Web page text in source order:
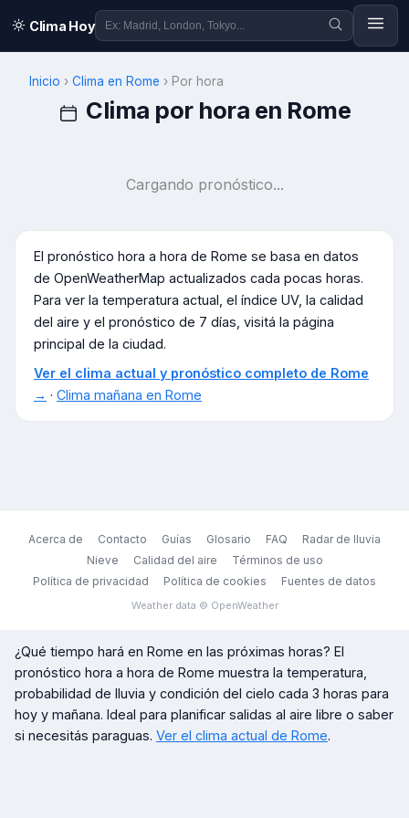
Clima Hoy
Inicio › Clima en Rome › Por hora
Clima por hora en Rome
Cargando pronóstico...
El pronóstico hora a hora de Rome se basa en datos
de OpenWeatherMap actualizados cada pocas horas.
Para ver la temperatura actual, el índice UV, la calidad
del aire y el pronóstico de 7 días, visitá la página
principal de la ciudad.
Ver el clima actual y pronóstico completo de Rome
→ · Clima mañana en Rome
Acerca de Contacto Guías Glosario FAQ
Radar de lluvia
Nieve
Calidad del aire
Términos de uso
Política de privacidad
Política de cookies Fuentes de datos
Weather data © OpenWeather
¿Qué tiempo hará en Rome en las próximas horas? El
pronóstico hora a hora de Rome muestra la temperatura,
probabilidad de lluvia y condición del cielo cada 3 horas para
hoy y mañana. Ideal para planificar salidas al aire libre o saber
si necesitás paraguas. Ver el clima actual de Rome.